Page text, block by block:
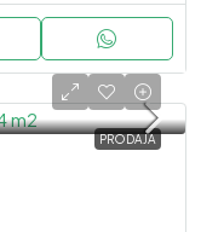
PRODAJA